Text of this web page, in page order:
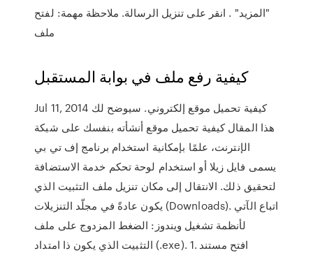
"المزيد" . انقر على تنزيل الرسالة. ملاحظة مهمة: لفتح
ملف
كيفية رفع ملف في بوابة المستقبل
Jul 11, 2014 كيفية تحميل موقع إلكتروني. سيوضح لك
هذا المقال كيفية تحميل موقع أنشأته بنفسك على شبكة
الإنترنت، علمًا بإمكانية استخدام برنامج إف تي بي
يسمى فايل زيلا أو استخدام لوحة تحكم خدمة الاستضافة
لتحقيق ذلك. الانتقال إلى مكان تنزيل ملف التثبيت الذي
يكون عادةً في مجلّد التنزيلات (Downloads). اتباع الآتي
لأنظمة تشغيل ويندوز: الضغط المزدوج على ملف
التثبيت الذي يكون ذا امتداد (.exe). 1. افتح مستند